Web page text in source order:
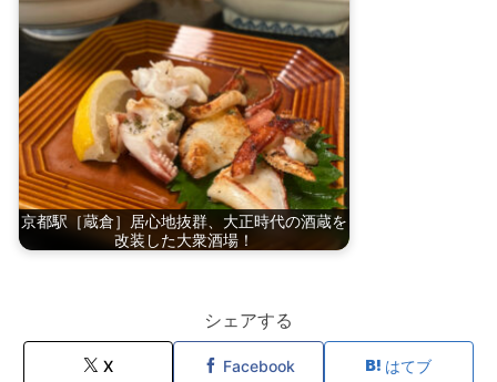
京都駅［蔵倉］居心地抜群、大正時代の酒蔵を
改装した大衆酒場！
シェアする
X Facebook はてブ